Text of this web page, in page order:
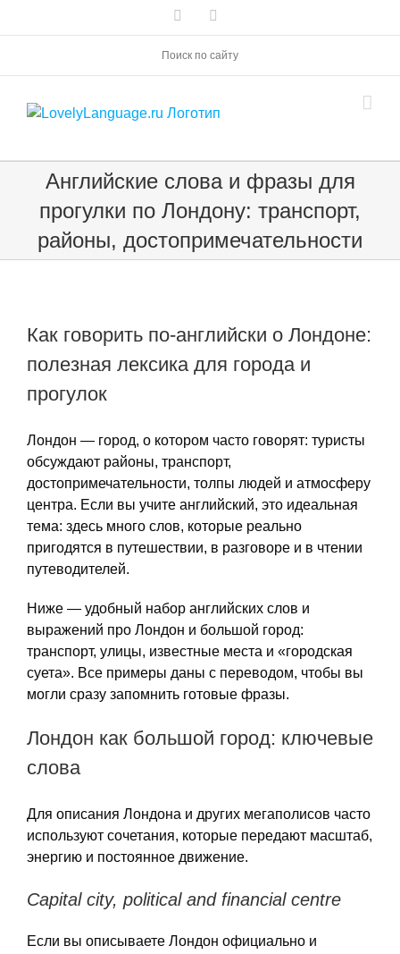
Поиск по сайту
Английские слова и фразы для
прогулки по Лондону: транспорт,
районы, достопримечательности
Как говорить по-английски о Лондоне:
полезная лексика для города и
прогулок
Лондон — город, о котором часто говорят: туристы
обсуждают районы, транспорт,
достопримечательности, толпы людей и атмосферу
центра. Если вы учите английский, это идеальная
тема: здесь много слов, которые реально
пригодятся в путешествии, в разговоре и в чтении
путеводителей.
Ниже — удобный набор английских слов и
выражений про Лондон и большой город:
транспорт, улицы, известные места и «городская
суета». Все примеры даны с переводом, чтобы вы
могли сразу запомнить готовые фразы.
Лондон как большой город: ключевые
слова
Для описания Лондона и других мегаполисов часто
используют сочетания, которые передают масштаб,
энергию и постоянное движение.
Capital city, political and financial centre
Если вы описываете Лондон официально и